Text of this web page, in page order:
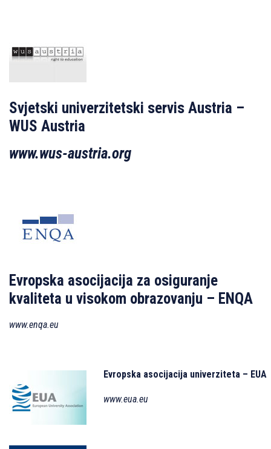
Svjetski univerzitetski servis Austria –
WUS Austria
www.wus-austria.org
Evropska asocijacija za osiguranje
kvaliteta u visokom obrazovanju – ENQA
www.enqa.eu
Evropska asocijacija univerziteta – EUA
www.eua.eu